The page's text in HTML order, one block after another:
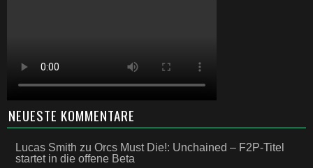
NEUESTE KOMMENTARE
Lucas Smith zu Orcs Must Die!: Unchained – F2P-Titel
startet in die offene Beta